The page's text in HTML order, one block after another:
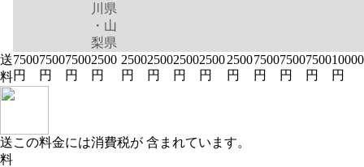
川県
・山
梨県
送
料
7500
円
7500
円
7500
円
2500
円
2500
円
2500
円
2500
円
2500
円
2500
円
7500
円
7500
円
7500
円
10000
円
送
料
この料金には消費税が 含まれています。